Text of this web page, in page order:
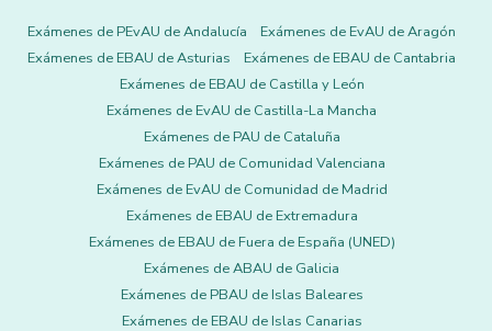
Exámenes de PEvAU de Andalucía
Exámenes de EvAU de Aragón
Exámenes de EBAU de Asturias
Exámenes de EBAU de Cantabria
Exámenes de EBAU de Castilla y León
Exámenes de EvAU de Castilla-La Mancha
Exámenes de PAU de Cataluña
Exámenes de PAU de Comunidad Valenciana
Exámenes de EvAU de Comunidad de Madrid
Exámenes de EBAU de Extremadura
Exámenes de EBAU de Fuera de España (UNED)
Exámenes de ABAU de Galicia
Exámenes de PBAU de Islas Baleares
Exámenes de EBAU de Islas Canarias